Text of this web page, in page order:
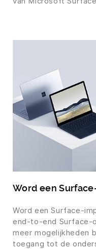
Word een
Word een Surface-
end-to-end Surface-
meer mogelijkheden
toegang tot de